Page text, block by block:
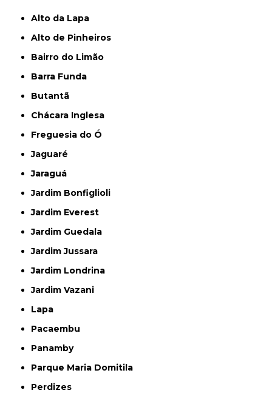
Alto da Lapa
Alto de Pinheiros
Bairro do Limão
Barra Funda
Butantã
Chácara Inglesa
Freguesia do Ó
Jaguaré
Jaraguá
Jardim Bonfiglioli
Jardim Everest
Jardim Guedala
Jardim Jussara
Jardim Londrina
Jardim Vazani
Lapa
Pacaembu
Panamby
Parque Maria Domitila
Perdizes